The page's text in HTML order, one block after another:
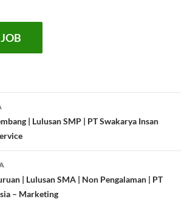
| Lulusan SMP | PT Swakarya Insan
| Lulusan SMA | Non Pengalaman | PT
– Marketing